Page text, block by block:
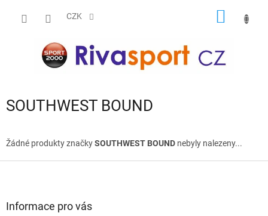
CZK
SOUTHWEST BOUND
Žádné produkty značkySOUTHWEST BOUND nebyly nalezeny...
Informace pro vás